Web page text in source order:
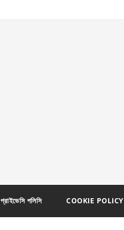
প্রাইভেসি পলিসি COOKIE POLICY